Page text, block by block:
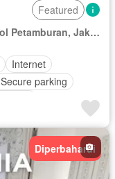
Featured
RW 06, Tanjung Duren Selatan, Grogol Petamburan, Jakarta Barat, Daerah Khusus Ibukota Jakarta
Internet
Secure parking
Diperbaharui